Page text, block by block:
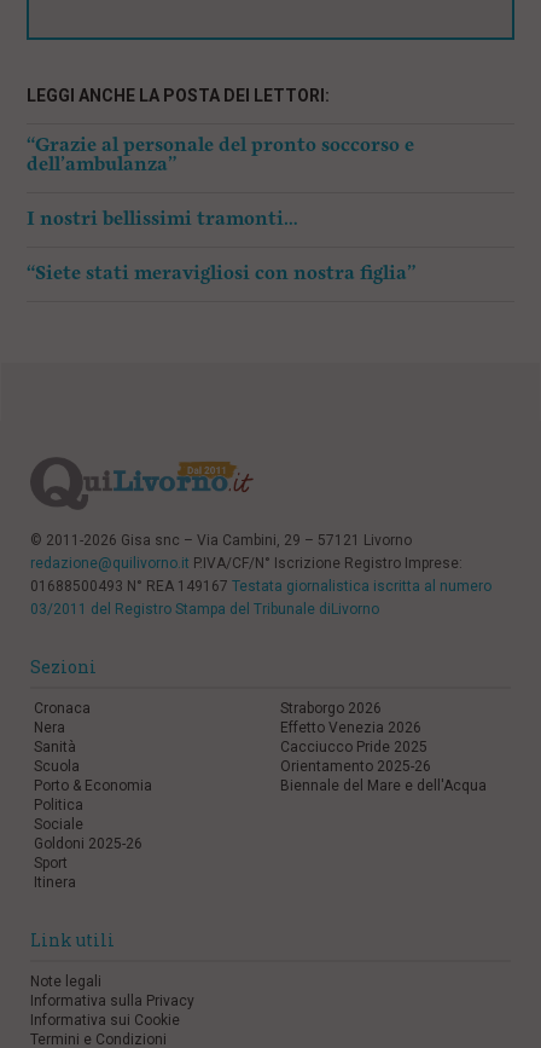
LEGGI ANCHE LA POSTA DEI LETTORI:
“Grazie al personale del pronto soccorso e
dell’ambulanza”
I nostri bellissimi tramonti…
“Siete stati meravigliosi con nostra figlia”
© 2011-2026 Gisa snc – Via Cambini, 29 – 57121 Livorno
redazione@quilivorno.it P.IVA/CF/N° Iscrizione Registro Imprese:
01688500493 N° REA 149167 Testata giornalistica iscritta al numero
03/2011 del Registro Stampa del Tribunale diLivorno
Sezioni
Cronaca
Nera
Sanità
Scuola
Porto & Economia
Politica
Sociale
Goldoni 2025-26
Sport
Itinera
Straborgo 2026
Effetto Venezia 2026
Cacciucco Pride 2025
Orientamento 2025-26
Biennale del Mare e dell'Acqua
Link utili
Note legali
Informativa sulla Privacy
Informativa sui Cookie
Termini e Condizioni